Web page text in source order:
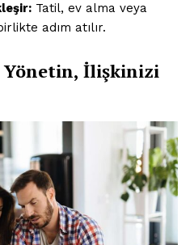
Tatil, ev alma veya
adım atılır.
Yönetin, İlişkinizi